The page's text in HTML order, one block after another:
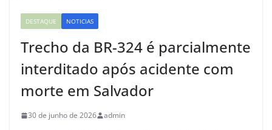
DESTAQUE NOTICIAS
Trecho da BR-324 é parcialmente
interditado após acidente com
morte em Salvador
30 de junho de 2026 admin